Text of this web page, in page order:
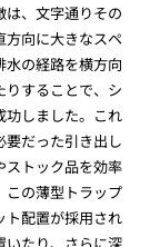
は、文字通りその
方向に大きなスペ
水の経路を横方向
りすることで、シ
功しました。これ
要だった引き出し
ストック品を効率
この薄型トラップ
ト配置が採用され